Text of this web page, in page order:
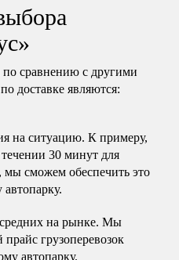
сравнению с другими
доставке являются:
на ситуацию. К примеру,
30 минут для
мы сможем обеспечить это
на рынке. Мы
грузоперевозок
автопарку.